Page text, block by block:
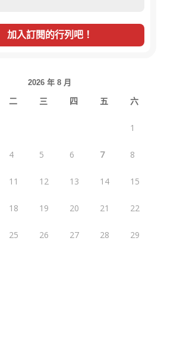
2026 年 8 月
二 三 四 五 六
1
4 5 6 7 8
11 12 13 14 15
18 19 20 21 22
25 26 27 28 29